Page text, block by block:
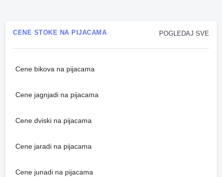
POGLEDAJ SVE
CENE STOKE NA PIJACAMA
Cene bikova na pijacama
Cene jagnjadi na pijacama
Cene dviski na pijacama
Cene jaradi na pijacama
Cene junadi na pijacama